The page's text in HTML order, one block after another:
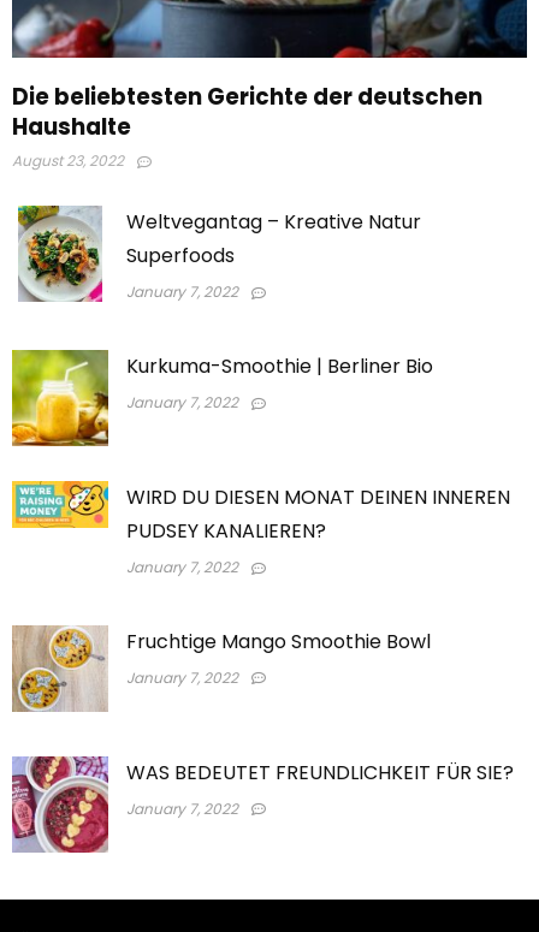
Die beliebtesten Gerichte der deutschen
Haushalte
August 23, 2022
Weltvegantag – Kreative Natur
Superfoods
January 7, 2022
Kurkuma-Smoothie | Berliner Bio
January 7, 2022
WIRD DU DIESEN MONAT DEINEN INNEREN
PUDSEY KANALIEREN?
January 7, 2022
Fruchtige Mango Smoothie Bowl
January 7, 2022
WAS BEDEUTET FREUNDLICHKEIT FÜR SIE?
January 7, 2022